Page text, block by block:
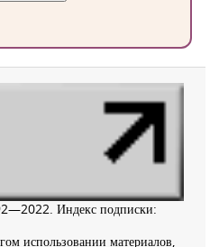
Индекс подписки:
использовании материалов,